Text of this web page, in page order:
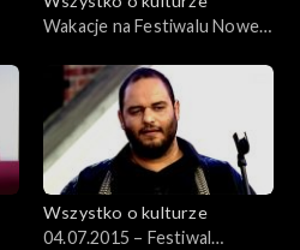
Wakacje na Festiwalu Nowe
Wszystko o kulturze
04.07.2015 – Festiwal